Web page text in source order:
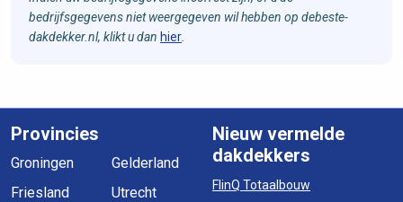
bedrijfsgegevens niet weergegeven wil hebben op debeste-
dakdekker.nl, klikt u dan hier
Provincies
Groningen
Friesland
Gelderland
Utrecht
Nieuw vermelde
dakdekkers
FlinQ Totaalbouw